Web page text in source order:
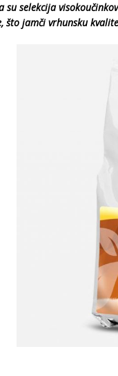
su selekcija
što jamči vrhunsku